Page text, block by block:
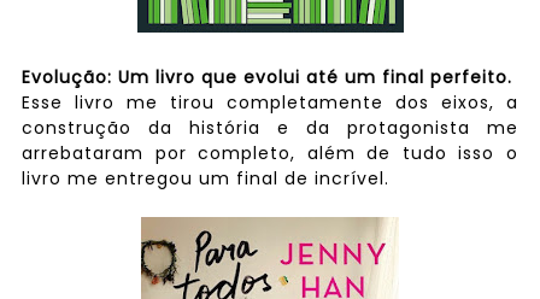
Evolução: Um livro que evolui até um final perfeito.
Esse livro me tirou completamente dos eixos, a
construção da história e da protagonista me
arrebataram por completo, além de tudo isso o
livro me entregou um final de incrível.